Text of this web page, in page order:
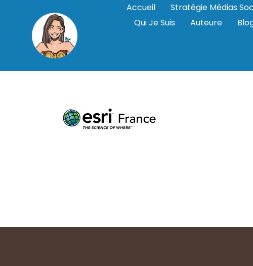
Accueil Stratégie Médias
Qui Je Suis
Auteure
esri